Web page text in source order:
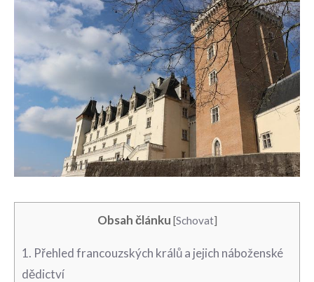
Obsah článku [Schovat]
1. Přehled francouzských králů a jejich náboženské
dědictví